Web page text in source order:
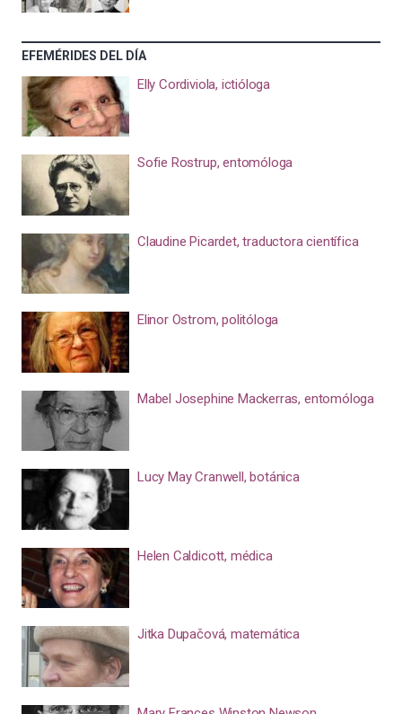
EFEMÉRIDES DEL DÍA
Elly Cordiviola, ictióloga
Sofie Rostrup, entomóloga
Claudine Picardet, traductora científica
Elinor Ostrom, politóloga
Mabel Josephine Mackerras, entomóloga
Lucy May Cranwell, botánica
Helen Caldicott, médica
Jitka Dupačová, matemática